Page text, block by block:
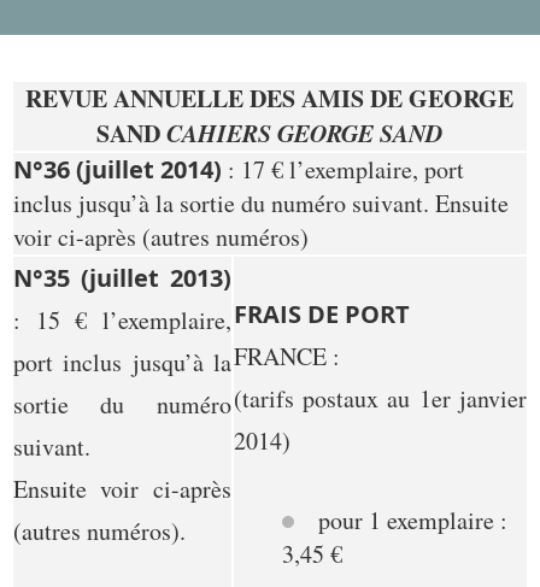
REVUE ANNUELLE DES AMIS DE GEORGE
SANDCAHIERS GEORGE SAND
N°36 (juillet 2014) : 17 € l’exemplaire, port
inclus jusqu’à la sortie du numéro suivant. Ensuite
voir ci-après (autres numéros)
N°35 (juillet 2013)
: 15 € l’exemplaire,
port inclus jusqu’à la
sortie du numéro
suivant.
Ensuite voir ci-après
(autres numéros).
FRAIS DE PORT
FRANCE :
(tarifs postaux au 1er janvier
2014)
pour 1 exemplaire :
3,45 €